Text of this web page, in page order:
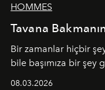
HOMMES
Tavana
Bir zamanlar hiçbir
bile başımıza bir
08.03.2026